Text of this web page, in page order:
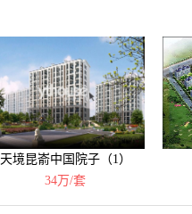
天境昆嵛中国院子（1）
34万/套